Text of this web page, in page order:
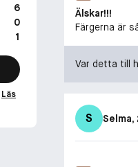
6
0
1
Läs
Älskar!!!
Färgerna är
Var detta till
S Selma,